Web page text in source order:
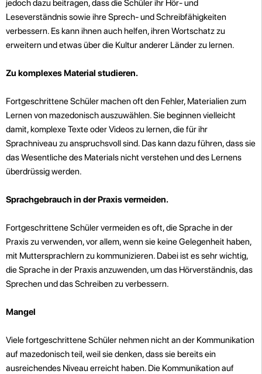
jedoch dazu beitragen, dass die Schüler ihr Hör- und
Leseverständnis sowie ihre Sprech- und Schreibfähigkeiten
verbessern. Es kann ihnen auch helfen, ihren Wortschatz zu
erweitern und etwas über die Kultur anderer Länder zu lernen.
Zu komplexes Material studieren.
Fortgeschrittene Schüler machen oft den Fehler, Materialien zum
Lernen von mazedonisch auszuwählen. Sie beginnen vielleicht
damit, komplexe Texte oder Videos zu lernen, die für ihr
Sprachniveau zu anspruchsvoll sind. Das kann dazu führen, dass sie
das Wesentliche des Materials nicht verstehen und des Lernens
überdrüssig werden.
Sprachgebrauch in der Praxis vermeiden.
Fortgeschrittene Schüler vermeiden es oft, die Sprache in der
Praxis zu verwenden, vor allem, wenn sie keine Gelegenheit haben,
mit Muttersprachlern zu kommunizieren. Dabei ist es sehr wichtig,
die Sprache in der Praxis anzuwenden, um das Hörverständnis, das
Sprechen und das Schreiben zu verbessern.
Mangel
Viele fortgeschrittene Schüler nehmen nicht an der Kommunikation
auf mazedonisch teil, weil sie denken, dass sie bereits ein
ausreichendes Niveau erreicht haben. Die Kommunikation auf